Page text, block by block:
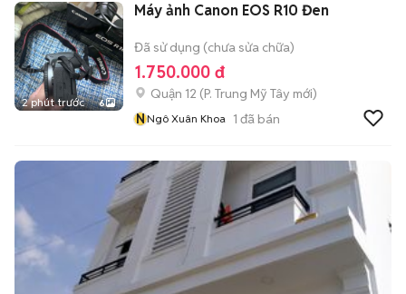
2 phút trước 6
Máy ảnh Canon EOS R10 Đen
Đã sử dụng (chưa sửa chữa)
1.750.000 đ
Quận 12 (P. Trung Mỹ Tây mới)
NNgô Xuân Khoa 1 đã bán